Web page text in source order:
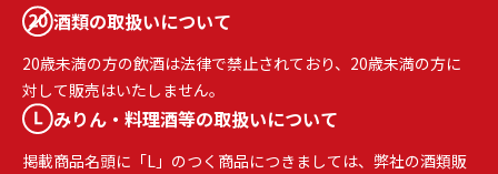
酒類の取扱いについて
20歳未満の方の飲酒は法律で禁止されており、20歳未満の方に
対して販売はいたしません。
みりん・料理酒等の取扱いについて
掲載商品名頭に「L」のつく商品につきましては、弊社の酒類販